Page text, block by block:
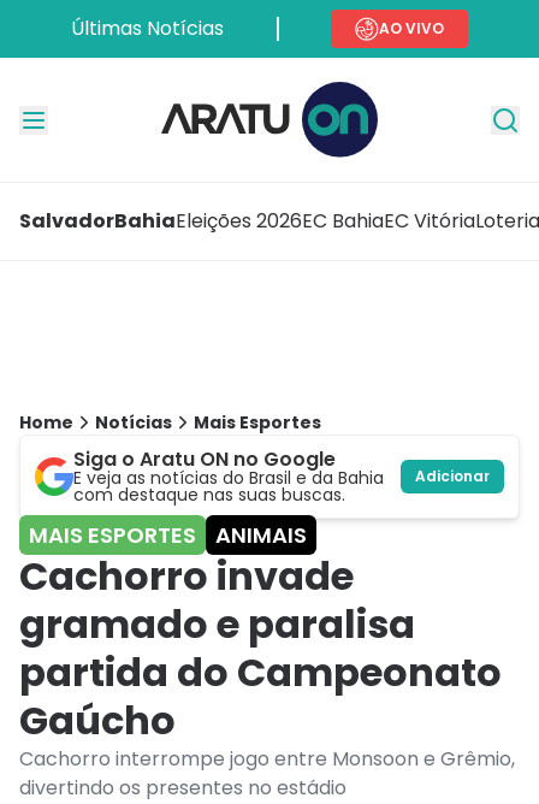
Últimas Notícias AO VIVO
SalvadorBahiaEleições 2026EC BahiaEC Vitória
Home Notícias Mais Esportes
Siga o Aratu ON no Google
E veja as notícias do Brasil e da Bahia
com destaque nas suas buscas.
Adicionar
MAIS ESPORTES ANIMAIS
Cachorro invade
gramado e paralisa
partida do Campeonato
Gaúcho
Cachorro interrompe jogo entre Monsoon e Grêmio,
divertindo os presentes no estádio